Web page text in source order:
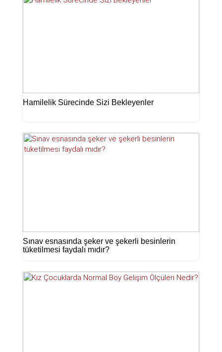
Hamilelik Sürecinde Sizi Bekleyenler
Sınav esnasında şeker ve şekerli besinlerin
tüketilmesi faydalı mıdır?